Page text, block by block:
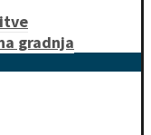
gradnja